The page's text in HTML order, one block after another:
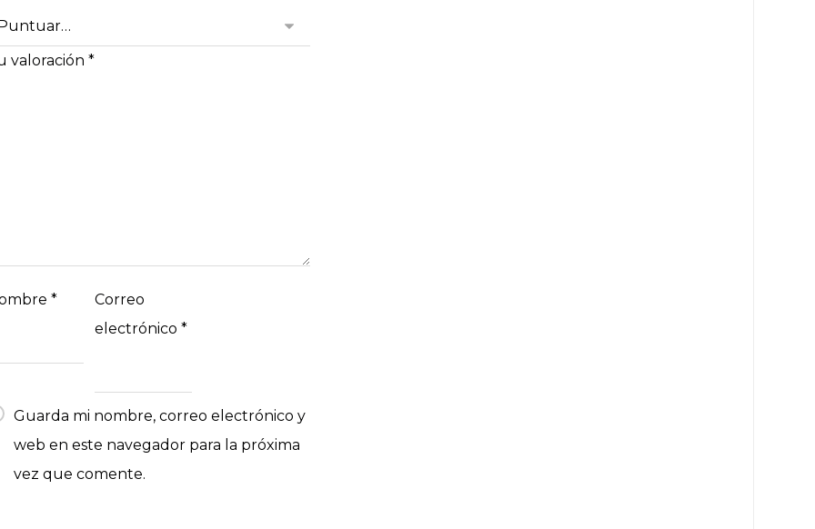
valoración *
*
Correo
electrónico *
Guarda mi nombre, correo electrónico y
web en este navegador para la próxima
vez que comente.